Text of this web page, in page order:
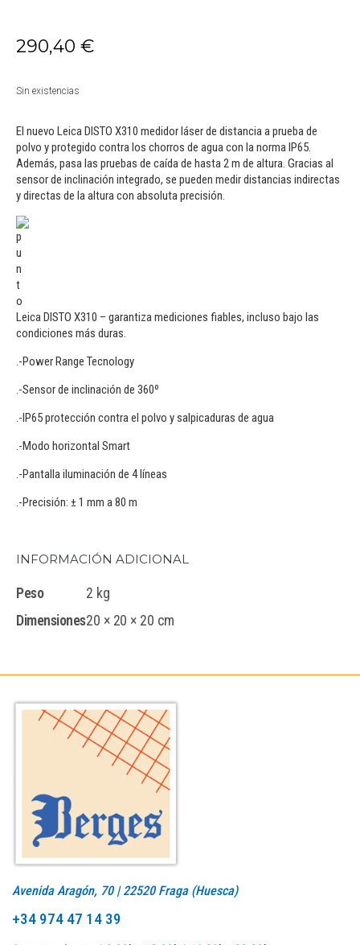
290,40 €
Sin existencias
El nuevo Leica DISTO X310 medidor láser de distancia a prueba de
polvo y protegido contra los chorros de agua con la norma IP65.
Además, pasa las pruebas de caída de hasta 2 m de altura. Gracias al
sensor de inclinación integrado, se pueden medir distancias indirectas
y directas de la altura con absoluta precisión.
Leica DISTO X310 – garantiza mediciones fiables, incluso bajo las
condiciones más duras.
.-Power Range Tecnology
.-Sensor de inclinación de 360º
.-IP65 protección contra el polvo y salpicaduras de agua
.-Modo horizontal Smart
.-Pantalla iluminación de 4 líneas
.-Precisión: ± 1 mm a 80 m
INFORMACIÓN ADICIONAL
Peso
2 kg
Dimensiones20 × 20 × 20 cm
Avenida Aragón, 70 | 22520 Fraga (Huesca)
+34 974 47 14 39